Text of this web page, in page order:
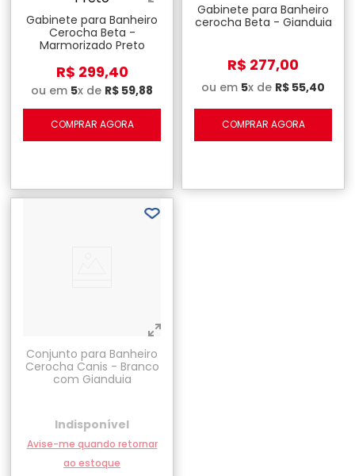
Gabinete para Banheiro
Cerocha Beta -
Marmorizado Preto
R$ 299,40
ou em 5x de R$ 59,88
COMPRAR AGORA
Gabinete para Banheiro
cerocha Beta - Gianduia
R$ 277,00
ou em 5x de R$ 55,40
COMPRAR AGORA
Conjunto para Banheiro
Cerocha Canis - Branco
com Gianduia
Indisponível
Avise-me quando retornar
ao estoque